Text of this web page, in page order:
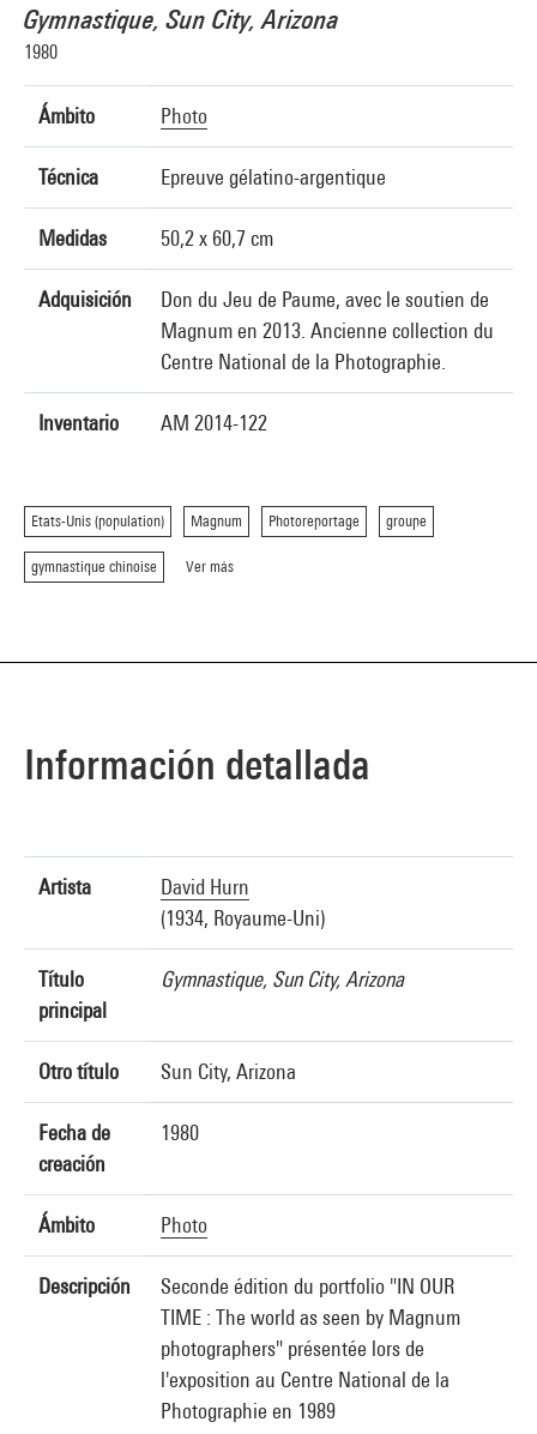
Gymnastique, Sun City, Arizona
1980
Ámbito Photo
Técnica Epreuve gélatino-argentique
Medidas 50,2 x 60,7 cm
Adquisición
Don du Jeu de Paume, avec le soutien de
Magnum en 2013. Ancienne collection du
Centre National de la Photographie.
Inventario AM 2014-122
Etats-Unis (population) Magnum Photoreportage groupe
gymnastique chinoise Ver más
Información detallada
Artista
David Hurn
(1934, Royaume-Uni)
Título
principal
Gymnastique, Sun City, Arizona
Otro título Sun City, Arizona
Fecha de
creación
1980
Ámbito Photo
Descripción
Seconde édition du portfolio "IN OUR
TIME : The world as seen by Magnum
photographers" présentée lors de
l'exposition au Centre National de la
Photographie en 1989